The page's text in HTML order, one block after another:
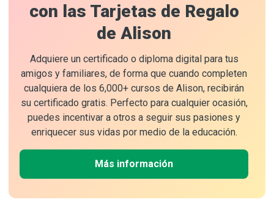
con las Tarjetas de Regalo
de Alison
Adquiere un certificado o diploma digital para tus
amigos y familiares, de forma que cuando completen
cualquiera de los 6,000+ cursos de Alison, recibirán
su certificado gratis. Perfecto para cualquier ocasión,
puedes incentivar a otros a seguir sus pasiones y
enriquecer sus vidas por medio de la educación.
Más información